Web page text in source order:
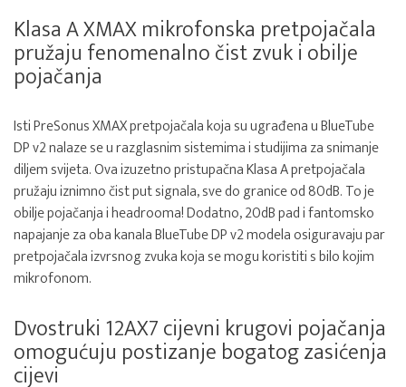
Klasa A XMAX mikrofonska pretpojačala
pružaju fenomenalno čist zvuk i obilje
pojačanja
Isti PreSonus XMAX pretpojačala koja su ugrađena u BlueTube
DP v2 nalaze se u razglasnim sistemima i studijima za snimanje
diljem svijeta. Ova izuzetno pristupačna Klasa A pretpojačala
pružaju iznimno čist put signala, sve do granice od 80dB. To je
obilje pojačanja i headrooma! Dodatno, 20dB pad i fantomsko
napajanje za oba kanala BlueTube DP v2 modela osiguravaju par
pretpojačala izvrsnog zvuka koja se mogu koristiti s bilo kojim
mikrofonom.
Dvostruki 12AX7 cijevni krugovi pojačanja
omogućuju postizanje bogatog zasićenja
cijevi